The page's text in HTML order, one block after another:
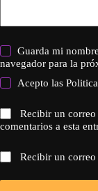
Guarda mi
navegador para la
Acepto las
Recibir un
comentarios a esta
Recibir un correo